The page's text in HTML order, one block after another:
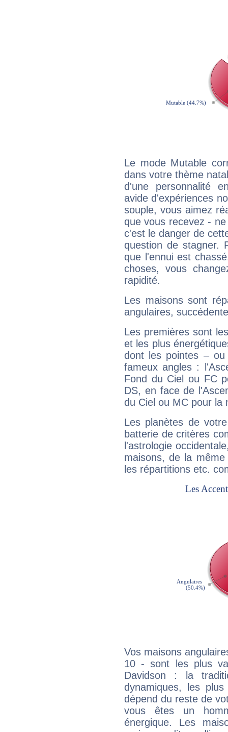
Le mode Mutable
dans votre thème
d'une personnalité
avide d'expériences
souple, vous aimez
que vous recevez -
c'est le danger de
question de stagner.
que l'ennui est
choses, vous
rapidité.
Les maisons sont
angulaires,
Les premières sont
et les plus
dont les pointes –
fameux angles :
Fond du Ciel ou FC
DS, en face de
du Ciel ou MC pour la
Les planètes de
batterie de critères
l'astrologie
maisons, de la
les répartitions etc.
Vos maisons
10 - sont les plus
Davidson : la
dynamiques, les
dépend du reste de
vous êtes un
énergique. Les